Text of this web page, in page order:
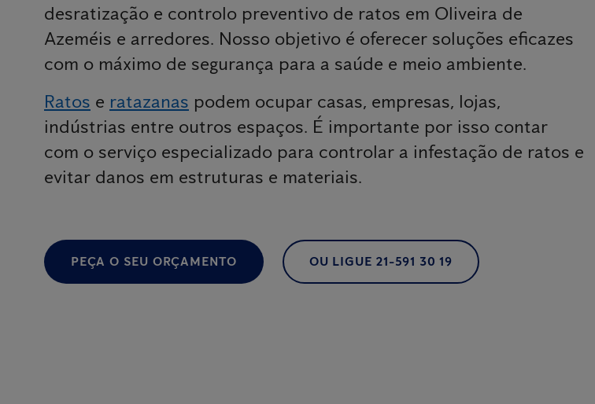
desratização e controlo preventivo de ratos em Oliveira de
Azeméis e arredores. Nosso objetivo é oferecer soluções eficazes
com o máximo de segurança para a saúde e meio ambiente.
Ratos e ratazanas podem ocupar casas, empresas, lojas,
indústrias entre outros espaços. É importante por isso contar
com o serviço especializado para controlar a infestação de ratos e
evitar danos em estruturas e materiais.
PEÇA O SEU ORÇAMENTO OU LIGUE 21-591 30 19